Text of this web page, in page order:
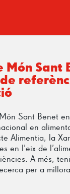
Món Sant
Sant Benet
en
Alimentia, la
en l’eix de
A més,
per a